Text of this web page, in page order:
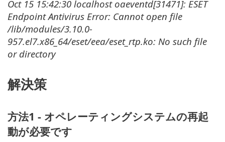
Oct 15 15:42:30 localhost oaeventd[31471]: ESET
Endpoint Antivirus Error: Cannot open file
/lib/modules/3.10.0-
957.el7.x86_64/eset/eea/eset_rtp.ko: No such file
or directory
解決策
方法1 - オペレーティングシステムの再起
動が必要です